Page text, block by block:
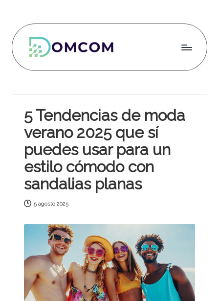
contenido
D
c
o
m
5 Tendencias de moda
verano 2025 que sí
puedes usar para un
estilo cómodo con
sandalias planas
5 agosto 2025